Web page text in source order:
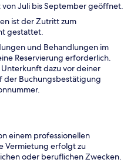
von Juli bis September geöffnet.
ist der Zutritt zum
gestattet.
und Behandlungen im
Reservierung erforderlich.
dazu vor deiner
der Buchungsbestätigung
einem professionellen
Vermietung erfolgt zu
oder beruflichen Zwecken.